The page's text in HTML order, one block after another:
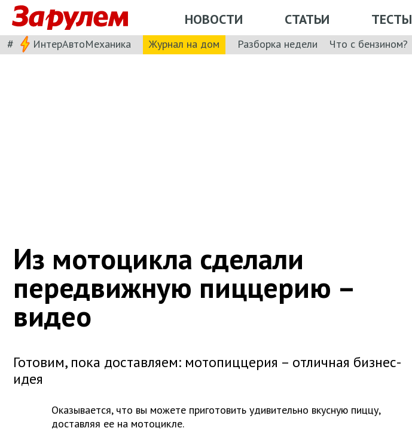
НОВОСТИ СТАТЬИ ТЕСТЫ
# ИнтерАвтоМеханика Журнал на дом Разборка недели Что с бензином?
Из мотоцикла сделали
передвижную пиццерию –
видео
Готовим, пока доставляем: мотопиццерия – отличная бизнес-
идея
Оказывается, что вы можете приготовить удивительно вкусную пиццу,
доставляя ее на мотоцикле.